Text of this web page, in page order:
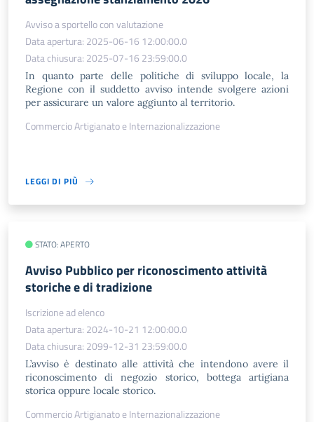
Avviso a sportello con valutazione
Data apertura: 2025-06-16 12:00:00.0
Data chiusura: 2025-07-16 23:59:00.0
In quanto parte delle politiche di sviluppo locale, la
Regione con il suddetto avviso intende svolgere azioni
per assicurare un valore aggiunto al territorio.
Commercio Artigianato e Internazionalizzazione
LEGGI DI PIÙ
STATO: APERTO
Avviso Pubblico per riconoscimento attività
storiche e di tradizione
Iscrizione ad elenco
Data apertura: 2024-10-21 12:00:00.0
Data chiusura: 2099-12-31 23:59:00.0
L’avviso è destinato alle attività che intendono avere il
riconoscimento di negozio storico, bottega artigiana
storica oppure locale storico.
Commercio Artigianato e Internazionalizzazione